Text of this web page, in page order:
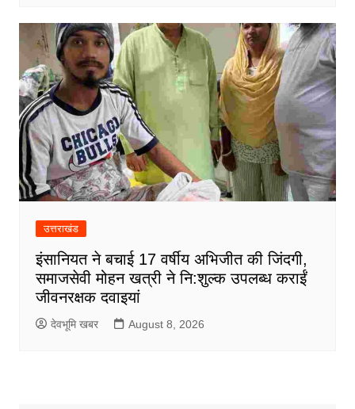
उत्तराखंड
इंसानियत ने बचाई 17 वर्षीय अभिजीत की जिंदगी,
समाजसेवी मोहन खत्री ने नि:शुल्क उपलब्ध कराईं
जीवनरक्षक दवाइयां
देवभूमि खबर August 8, 2026